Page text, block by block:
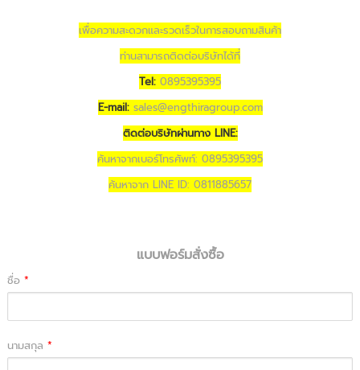
เพื่อความสะดวกและรวดเร็วในการสอบถามสินค้า
ท่านสามารถติดต่อบริษัทได้ที่
Tel: 0895395395
E-mail:sales@engthiragroup.com
ติดต่อบริษัทผ่านทาง LINE:
ค้นหาจากเบอร์โทรศัพท์: 0895395395
ค้นหาจาก LINE ID: 0811885657
แบบฟอร์มสั่งซื้อ
ชื่อ*
นามสกุล*